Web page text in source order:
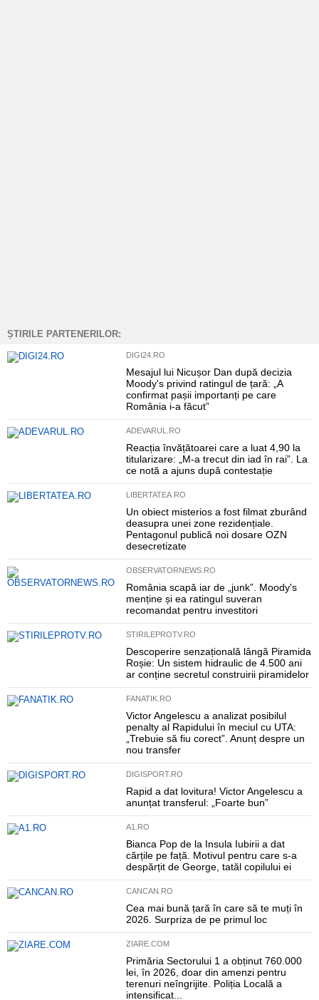
ȘTIRILE PARTENERILOR:
DIGI24.RO
Mesajul lui Nicușor Dan după decizia
Moody's privind ratingul de țară: „A
confirmat pașii importanți pe care
România i-a făcut”
ADEVARUL.RO
Reacția învățătoarei care a luat 4,90 la
titularizare: „M-a trecut din iad în rai”. La
ce notă a ajuns după contestație
LIBERTATEA.RO
Un obiect misterios a fost filmat zburând
deasupra unei zone rezidențiale.
Pentagonul publică noi dosare OZN
desecretizate
OBSERVATORNEWS.RO
România scapă iar de „junk”. Moody's
menține și ea ratingul suveran
recomandat pentru investitori
STIRILEPROTV.RO
Descoperire senzațională lângă Piramida
Roșie: Un sistem hidraulic de 4.500 ani
ar conține secretul construirii piramidelor
FANATIK.RO
Victor Angelescu a analizat posibilul
penalty al Rapidului în meciul cu UTA:
„Trebuie să fiu corect”. Anunț despre un
nou transfer
DIGISPORT.RO
Rapid a dat lovitura! Victor Angelescu a
anunțat transferul: „Foarte bun”
A1.RO
Bianca Pop de la Insula Iubirii a dat
cărțile pe față. Motivul pentru care s-a
despărțit de George, tatăl copilului ei
CANCAN.RO
Cea mai bună țară în care să te muți în
2026. Surpriza de pe primul loc
ZIARE.COM
Primăria Sectorului 1 a obținut 760.000
lei, în 2026, doar din amenzi pentru
terenuri neîngrijite. Poliția Locală a
intensificat...